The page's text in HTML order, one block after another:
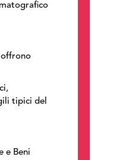
offrono
tipici del
e Beni